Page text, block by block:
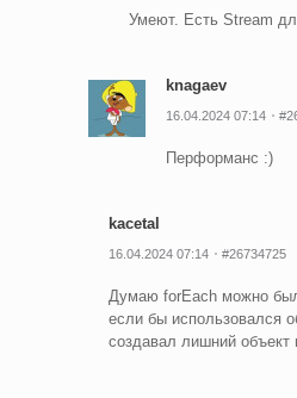
Умеют. Есть Stream
knagaev
16.04.2024 07:14
Перформанс :)
kacetal
16.04.2024 07:14 #26734725
Думаю forEach можно
если бы использовался
создавал лишний объект